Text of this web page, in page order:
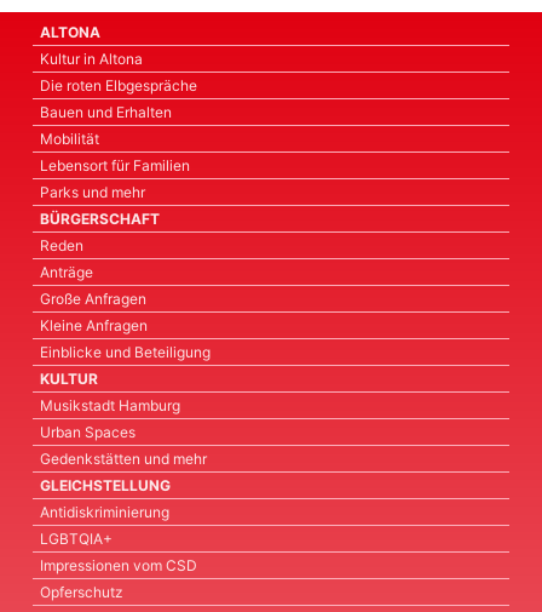
ALTONA
Kultur in Altona
Die roten Elbgespräche
Bauen und Erhalten
Mobilität
Lebensort für Familien
Parks und mehr
BÜRGERSCHAFT
Reden
Anträge
Große Anfragen
Kleine Anfragen
Einblicke und Beteiligung
KULTUR
Musikstadt Hamburg
Urban Spaces
Gedenkstätten und mehr
GLEICHSTELLUNG
Antidiskriminierung
LGBTQIA+
Impressionen vom CSD
Opferschutz